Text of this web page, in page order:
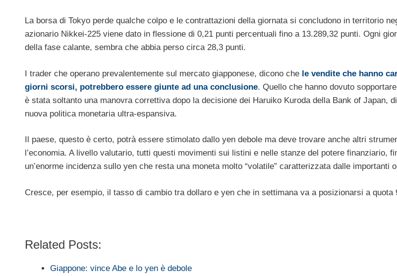
La borsa di Tokyo perde qualche colpo e le contrattazioni della giornata si concludono in territorio
azionario Nikkei-225 viene dato in flessione di 0,21 punti percentuali fino a 13.289,32 punti. Ogni
della fase calante, sembra che abbia perso circa 28,3 punti.
I trader che operano prevalentemente sul mercato giapponese, dicono che le vendite che hanno
giorni scorsi, potrebbero essere giunte ad una conclusione. Quello che hanno dovuto
è stata soltanto una manovra correttiva dopo la decisione dei Haruiko Kuroda della Bank of Japan,
nuova politica monetaria ultra-espansiva.
Il paese, questo è certo, potrà essere stimolato dallo yen debole ma deve trovare anche altri
l’economia. A livello valutario, tutti questi movimenti sui listini e nelle stanze del potere finanziario,
un’enorme incidenza sullo yen che resta una moneta molto “volatile” caratterizzata dalle importanti
Cresce, per esempio, il tasso di cambio tra dollaro e yen che in settimana va a posizionarsi a quota
Related Posts:
Giappone: vince Abe e lo yen è debole